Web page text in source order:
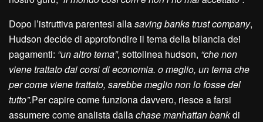
Dopo l’istruttiva parentesi allasaving banks trust company,
Hudson decide di approfondire il tema della bilancia dei
pagamenti: “un altro tema”, sottolinea hudson, “che non
viene trattato dai corsi di economia. o meglio, un tema che
per come viene trattato, sarebbe meglio non lo fosse del
tutto”.Per capire come funziona davvero, riesce a farsi
assumere come analista dallachase manhattan bankdi